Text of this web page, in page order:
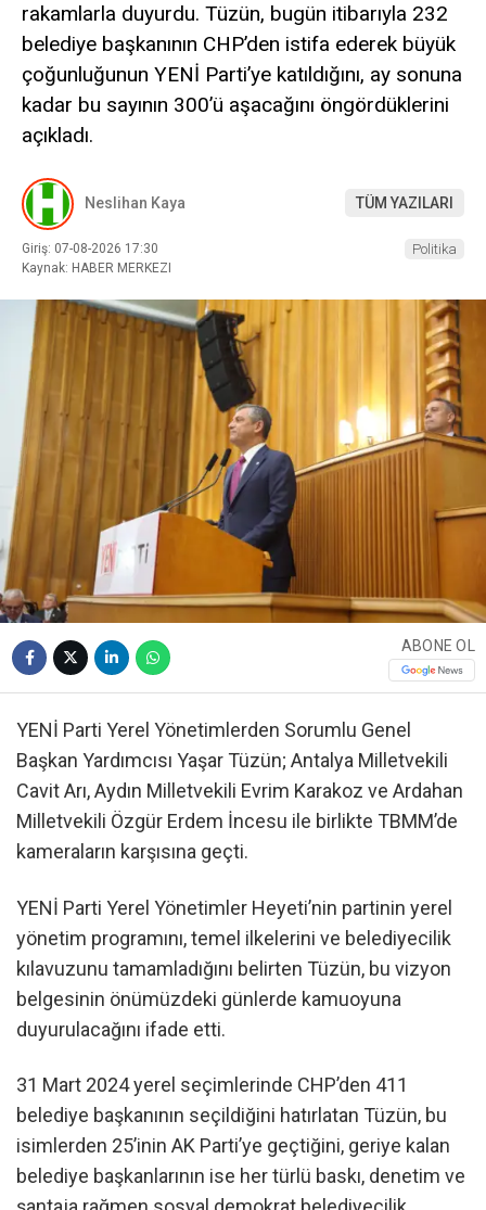
rakamlarla duyurdu. Tüzün, bugün itibarıyla 232
belediye başkanının CHP’den istifa ederek büyük
çoğunluğunun YENİ Parti’ye katıldığını, ay sonuna
kadar bu sayının 300’ü aşacağını öngördüklerini
açıkladı.
Neslihan Kaya TÜM YAZILARI
Giriş: 07-08-2026 17:30
Kaynak: HABER MERKEZI
Politika
ABONE OL
YENİ Parti Yerel Yönetimlerden Sorumlu Genel
Başkan Yardımcısı Yaşar Tüzün; Antalya Milletvekili
Cavit Arı, Aydın Milletvekili Evrim Karakoz ve Ardahan
Milletvekili Özgür Erdem İncesu ile birlikte TBMM’de
kameraların karşısına geçti.
YENİ Parti Yerel Yönetimler Heyeti’nin partinin yerel
yönetim programını, temel ilkelerini ve belediyecilik
kılavuzunu tamamladığını belirten Tüzün, bu vizyon
belgesinin önümüzdeki günlerde kamuoyuna
duyurulacağını ifade etti.
31 Mart 2024 yerel seçimlerinde CHP’den 411
belediye başkanının seçildiğini hatırlatan Tüzün, bu
isimlerden 25’inin AK Parti’ye geçtiğini, geriye kalan
belediye başkanlarının ise her türlü baskı, denetim ve